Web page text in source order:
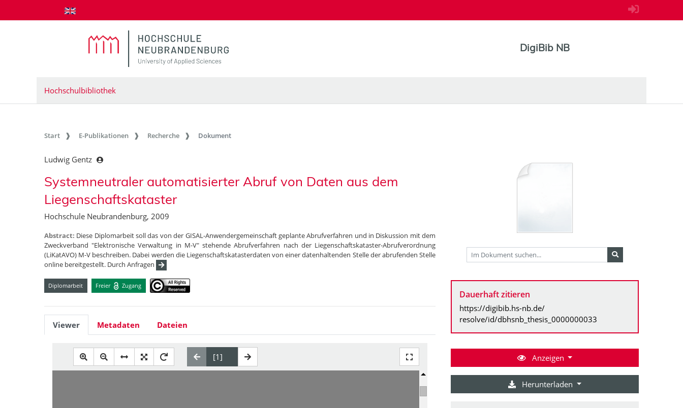
zum Inhalt springen
DigiBib NB
Hochschulbibliothek
Start E-Publikationen Recherche Dokument
Ludwig Gentz
Systemneutraler automatisierter Abruf von Daten aus dem
Liegenschaftskataster
Hochschule Neubrandenburg, 2009
Abstract: Diese Diplomarbeit soll das von der GISAL-Anwendergemeinschaft geplante Abrufverfahren und in Diskussion mit dem
Zweckverband "Elektronische Verwaltung in M-V" stehende Abrufverfahren nach der Liegenschaftskataster-Abrufverordnung
(LiKatAVO) M-V beschreiben. Dabei werden die Liegenschaftskatasterdaten von einer datenhaltenden Stelle der abrufenden Stelle
online bereitgestellt. Durch Anfragen
Diplomarbeit Freier Zugang
Viewer Metadaten Dateien
Dauerhaft zitieren
https://digibib.hs-nb.de/
resolve/id/dbhsnb_thesis_0000000033
Anzeigen
Herunterladen